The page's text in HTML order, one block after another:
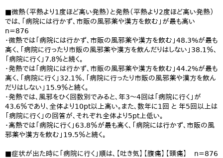
■微熱（平熱より1度ほど高い発熱）と発熱（平熱より2度ほど高い発熱）
では、「病院には行かず、市販の風邪薬や漢方を飲む」が最も高い
n=876
・微熱では「病院には行かず、市販の風邪薬や漢方を飲む」48.3%が最も
高く、「病院に行ったり市販の風邪薬や漢方を飲んだりはしない」38.1％、
「病院に行く」7.8％と続く。
・発熱では「病院には行かず、市販の風邪薬や漢方を飲む」44.2%が最も
高く、「病院に行く」32.1％、「病院に行ったり市販の風邪薬や漢方を飲ん
だりはしない」15.9％と続く。
・発熱では、風邪をひく回数別でみると、年3～4回は「病院に行く」が
43.6％であり、全体より10pt以上高い。また、数年に1回 と 年5回以上は
「病院に行く」の回答が、それぞれ全体より5pt上低い。
・高熱では「病院に行く」63.8％が最も高く、「病院には行かず、市販の風
邪薬や漢方を飲む」19.5％と続く。
■症状が出た時に「病院に行く」順は、【吐き気】【腹痛】【頭痛】 n=876